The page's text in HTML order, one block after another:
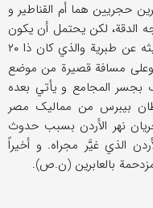
حجریین هما أم القناطیر و
الدقة، لکن یحتمل أن یکون
أحدهما هو الذي ذکره المقدسي خلال حدیثه عن طبریة والذي کان ذا ۲۰
مسافة قصیرة من موضع
بجسر المجامع و یأتي بعده
أنشأه في ۱۲۶۶م السلطان بیبرس من ممالیک مصر
نهر الأردن بسبب حدوث
الذي غیَّر مجراه. و أخیراً
بالعابرین (ن.ص).